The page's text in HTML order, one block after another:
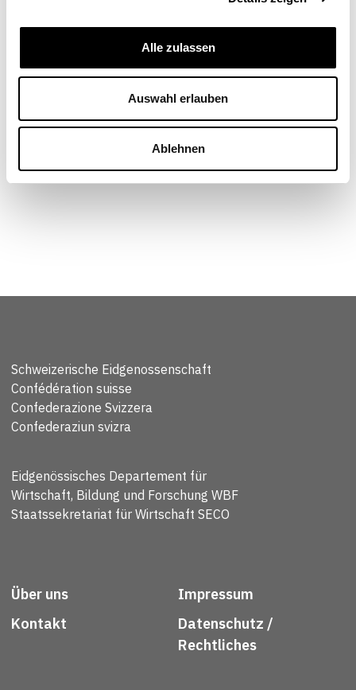
Alle zulassen
Auswahl erlauben
Ablehnen
Ressort Wachstum und Wettbewerbspolitik,
Schweizerische Eidgenossenschaft
Confédération suisse
Confederazione Svizzera
Confederaziun svizra
Eidgenössisches Departement für
Wirtschaft, Bildung und Forschung WBF
Staatssekretariat für Wirtschaft SECO
Über uns
Kontakt
Impressum
Datenschutz /
Rechtliches